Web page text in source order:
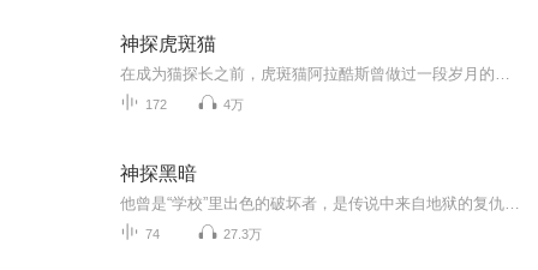
神探虎斑猫
172 4万
神探黑暗
74 27.3万